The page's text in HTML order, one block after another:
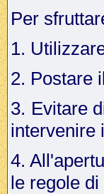
Per
1.
2. Postare
3. Evitare
intervenire
4.
le regole